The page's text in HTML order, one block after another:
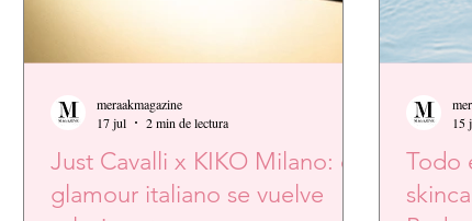
Just Cavalli x KIKO Milano: el
glamour italiano se vuelve
meraakmagazine
17 jul
2 min de lectura
Todo
15